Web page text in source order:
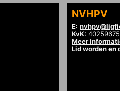
NVHPV
E:
KvK: 40259675
Meer
Lid worden en